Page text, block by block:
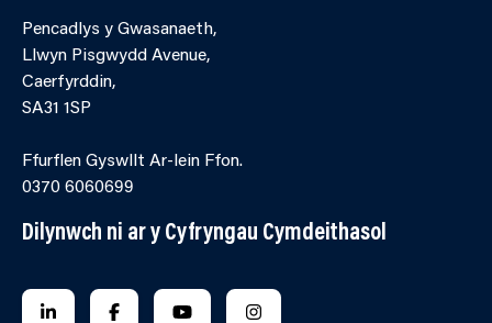
Pencadlys y Gwasanaeth,
Llwyn Pisgwydd Avenue,
Caerfyrddin,
SA31 1SP
Ffurflen Gyswllt Ar-lein Ffon.
0370 6060699
Dilynwch ni ar y Cyfryngau Cymdeithasol
FOLLOW US ON LINKEDIN
FOLLOW US ON FACEBOOK
FOLLOW US ON YOUTUBE
FOLLOW US ON